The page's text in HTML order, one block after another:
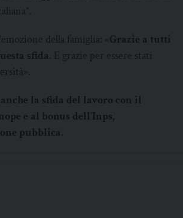
della famiglia: «Grazie a tutti
sfida . E grazie per essere stati
la sfida del lavoro con il
e al bonus dell’Inps,
pubblica